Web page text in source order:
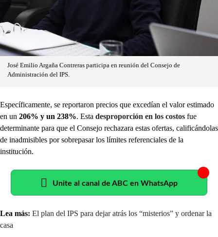
José Emilio Argaña Contreras participa en reunión del Consejo de
Administración del IPS.
Específicamente, se reportaron precios que excedían el valor estimado
en un 206% y un 238%. Esta desproporción en los costos fue
determinante para que el Consejo rechazara estas ofertas, calificándolas
de inadmisibles por sobrepasar los límites referenciales de la
institución.
Unite al canal de ABC en WhatsApp
Lea más: El plan del IPS para dejar atrás los “misterios” y ordenar la
casa